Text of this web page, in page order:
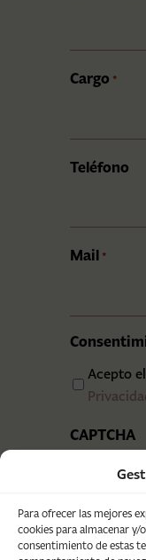
Para ofrecer las mejores
cookies para almacenar
consentimiento de estas
Cargo *
Teléfono
Mail *
Acepto el
CAPTCHA